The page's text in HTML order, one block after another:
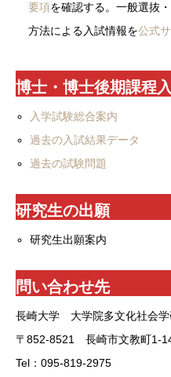
要項を確認する。一般選抜
方法による入試情報を公式
博士・博士後期課程
入学試験総合案内
過去の入試結果データ
過去の試験問題
研究生の出願
研究生出願案内
問い合わせ先
長崎大学 大学院多文化社会
〒852-8521 長崎市文教町1-
Tel：095-819-2975